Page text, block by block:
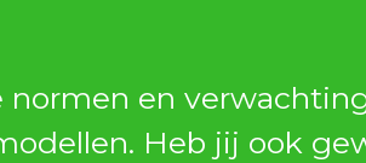
en
Heb jij ook